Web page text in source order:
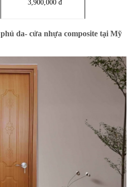
3,900,000 đ
phủ da- cửa nhựa composite tại Mỹ